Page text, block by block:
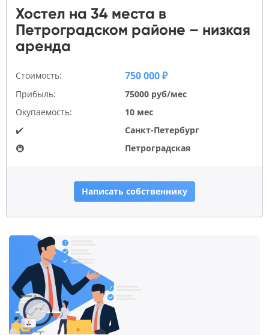
Хостел на 34 места в
Петроградском районе – низкая
аренда
Стоимость: 750 000 ₽
Прибыль:
75000 руб/мес
Окупаемость:
10 мес
✔️
Санкт-Петербург
🚇
Петроградская
Написать собственнику